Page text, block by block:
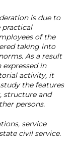
is due to
practical
of the
taking into
As a result
in
activity, it
the features
structure and
persons.
service
civil service.